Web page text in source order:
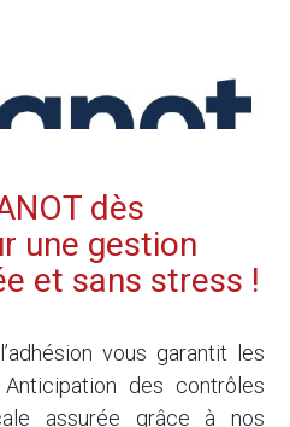
dès
une gestion
et sans stress !
vous garantit les
des contrôles
assurée grâce à nos